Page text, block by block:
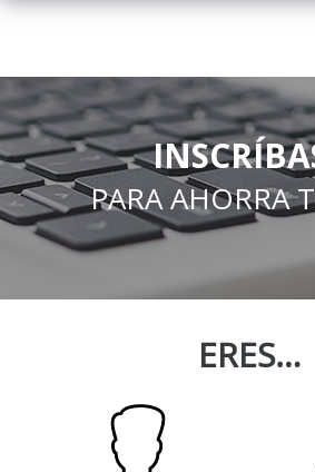
PARA AHORRA
ERES…